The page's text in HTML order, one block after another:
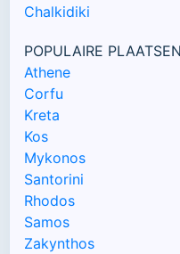
Chalkidiki
POPULAIRE
Athene
Corfu
Kreta
Kos
Mykonos
Santorini
Rhodos
Samos
Zakynthos